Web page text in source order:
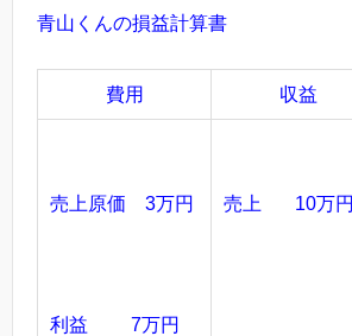
青山くんの損益計算書
費用 収益
売上原価 3万円
利益 7万円
売上 10万円